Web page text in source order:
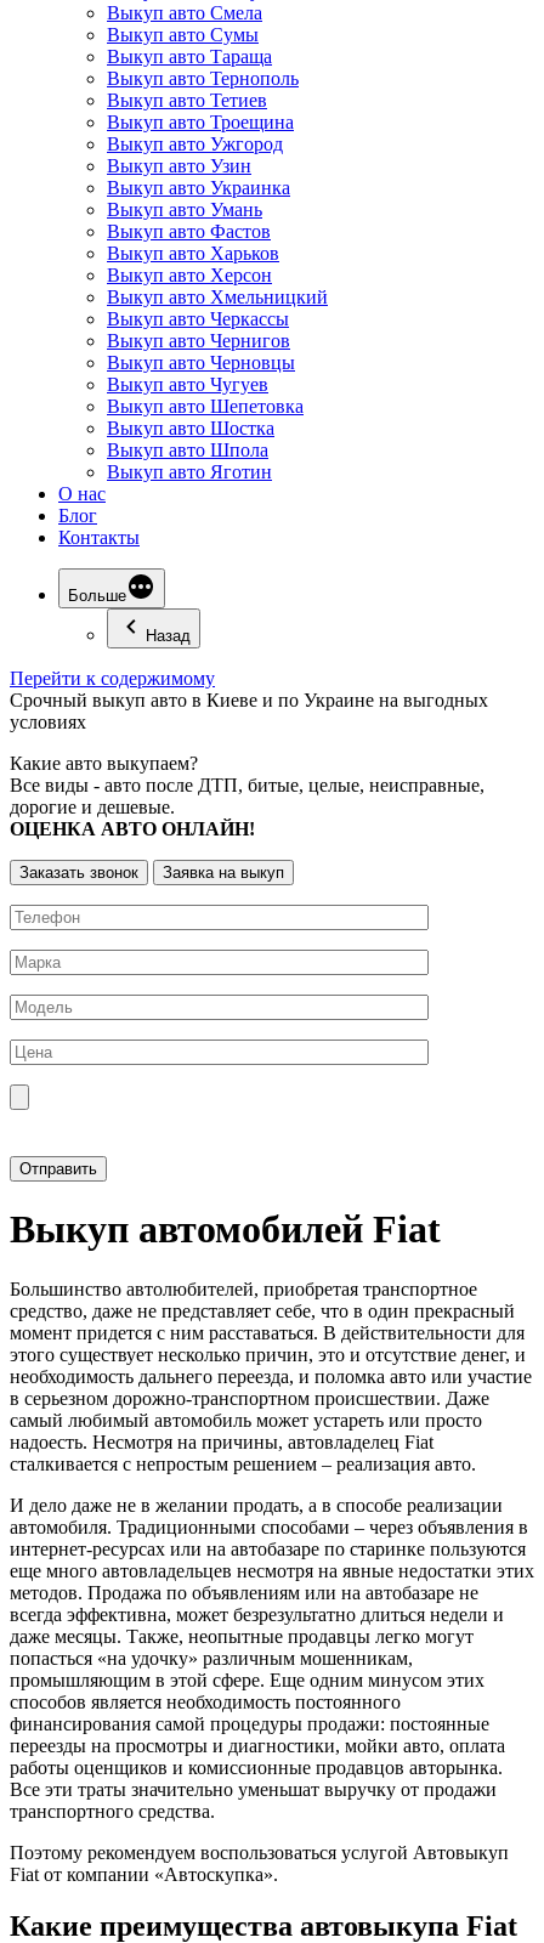
Выкуп авто Смела
Выкуп авто Сумы
Выкуп авто Тараща
Выкуп авто Тернополь
Выкуп авто Тетиев
Выкуп авто Троещина
Выкуп авто Ужгород
Выкуп авто Узин
Выкуп авто Украинка
Выкуп авто Умань
Выкуп авто Фастов
Выкуп авто Харьков
Выкуп авто Херсон
Выкуп авто Хмельницкий
Выкуп авто Черкассы
Выкуп авто Чернигов
Выкуп авто Черновцы
Выкуп авто Чугуев
Выкуп авто Шепетовка
Выкуп авто Шостка
Выкуп авто Шпола
Выкуп авто Яготин
О нас
Блог
Контакты
Больше
Назад
Перейти к содержимому
Срочный выкуп авто в Киеве и по Украине на выгодных
условиях
Какие авто выкупаем?
Все виды - авто после ДТП, битые, целые, неисправные,
дорогие и дешевые.
ОЦЕНКА АВТО ОНЛАЙН!
Заказать звонок Заявка на выкуп
Выкуп автомобилей Fiat
Большинство автолюбителей, приобретая транспортное
средство, даже не представляет себе, что в один прекрасный
момент придется с ним расставаться. В действительности для
этого существует несколько причин, это и отсутствие денег, и
необходимость дальнего переезда, и поломка авто или участие
в серьезном дорожно-транспортном происшествии. Даже
самый любимый автомобиль может устареть или просто
надоесть. Несмотря на причины, автовладелец Fiat
сталкивается с непростым решением – реализация авто.
И дело даже не в желании продать, а в способе реализации
автомобиля. Традиционными способами – через объявления в
интернет-ресурсах или на автобазаре по старинке пользуются
еще много автовладельцев несмотря на явные недостатки этих
методов. Продажа по объявлениям или на автобазаре не
всегда эффективна, может безрезультатно длиться недели и
даже месяцы. Также, неопытные продавцы легко могут
попасться «на удочку» различным мошенникам,
промышляющим в этой сфере. Еще одним минусом этих
способов является необходимость постоянного
финансирования самой процедуры продажи: постоянные
переезды на просмотры и диагностики, мойки авто, оплата
работы оценщиков и комиссионные продавцов авторынка.
Все эти траты значительно уменьшат выручку от продажи
транспортного средства.
Поэтому рекомендуем воспользоваться услугой Автовыкуп
Fiat от компании «Автоскупка».
Какие преимущества автовыкупа Fiat